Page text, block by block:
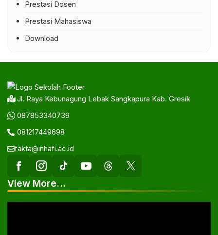
Prestasi Dosen
Prestasi Mahasiswa
Download
Jl. Raya Kebunagung Lebak Sangkapura Kab. Gresik
087853340739
081217449698
fakta@inhafi.ac.id
View More…